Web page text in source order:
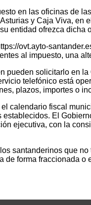
en las oficinas de
y Caja Viva,
entidad ofrezca dicha
ovt.ayto-
al impuesto, una
solicitarlo en
telefónico está
plazos, importes o
calendario fiscal
El
ejecutiva, con la
santanderinos que
forma fraccionada